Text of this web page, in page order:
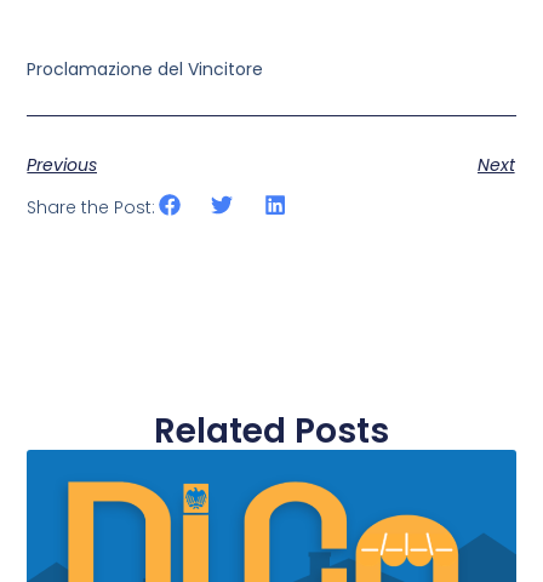
Proclamazione del Vincitore
Previous
Next
Share the Post:
Related Posts